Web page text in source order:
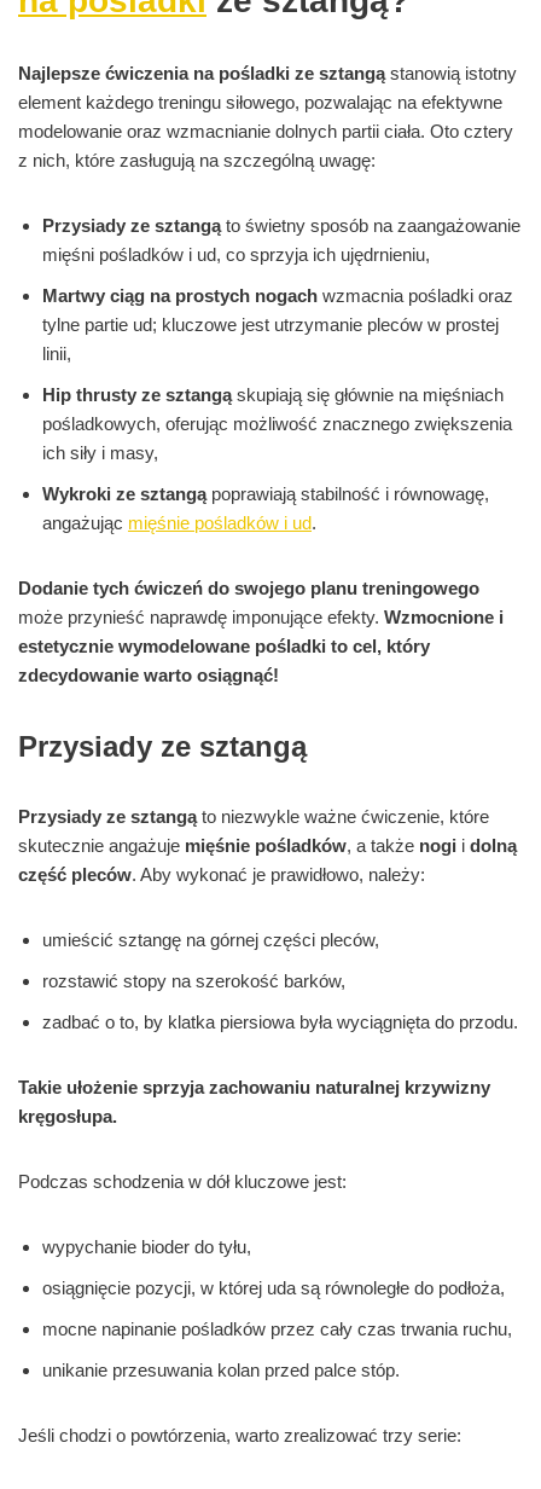
Najlepsze ćwiczenia na pośladki ze sztangąstanowią istotny
element każdego treningu siłowego, pozwalając na efektywne
modelowanie oraz wzmacnianie dolnych partii ciała. Oto cztery
z nich, które zasługują na szczególną uwagę:
Przysiady ze sztangąto świetny sposób na zaangażowanie
mięśni pośladków i ud, co sprzyja ich ujędrnieniu,
Martwy ciąg na prostych nogach wzmacnia pośladki oraz
tylne partie ud; kluczowe jest utrzymanie pleców w prostej
linii,
Hip thrusty ze sztangąskupiają się głównie na mięśniach
pośladkowych, oferując możliwość znacznego zwiększenia
ich siły i masy,
Wykroki ze sztangąpoprawiają stabilność i równowagę,
angażując mięśnie pośladków i ud.
Dodanie tych ćwiczeń do swojego planu treningowego
może przynieść naprawdę imponujące efekty. Wzmocnione i
estetycznie wymodelowane pośladki to cel, który
zdecydowanie warto osiągnąć!
Przysiady ze sztangą
Przysiady ze sztangąto niezwykle ważne ćwiczenie, które
skutecznie angażuje mięśnie pośladków, a także nogi i dolną
część pleców. Aby wykonać je prawidłowo, należy:
umieścić sztangę na górnej części pleców,
rozstawić stopy na szerokość barków,
zadbać o to, by klatka piersiowa była wyciągnięta do przodu.
Takie ułożenie sprzyja zachowaniu naturalnej krzywizny
kręgosłupa.
Podczas schodzenia w dół kluczowe jest:
wypychanie bioder do tyłu,
osiągnięcie pozycji, w której uda są równoległe do podłoża,
mocne napinanie pośladków przez cały czas trwania ruchu,
unikanie przesuwania kolan przed palce stóp.
Jeśli chodzi o powtórzenia, warto zrealizować trzy serie: